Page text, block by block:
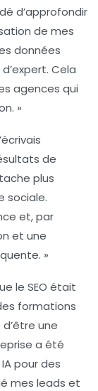
d’approfondir
de mes
données
Cela
agences qui
»
de
plus
sociale.
et, par
et une
»
le SEO était
formations
une
a été
pour des
mes leads et